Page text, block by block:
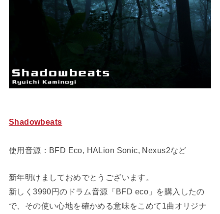
Shadowbeats
使用音源：BFD Eco, HALion Sonic, Nexus2など
新年明けましておめでとうございます。
新しく3990円のドラム音源「BFD eco」を購入したの
で、その使い心地を確かめる意味をこめて1曲オリジナ